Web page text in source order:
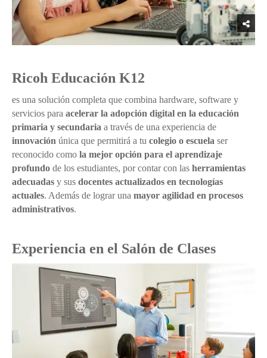
Ricoh Educación K12
es una solución completa que combina hardware, software y
servicios para acelerar la adopción digital en la educación
primaria y secundaria a través de una experiencia de
innovación única que permitirá a tu colegio o escuela ser
reconocido como la mejor opción para el aprendizaje
profundo de los estudiantes, por contar con las herramientas
adecuadas y sus docentes actualizados en tecnologías
actuales. Además de lograr una mayor agilidad en procesos
administrativos.
Experiencia en el Salón de Clases